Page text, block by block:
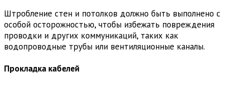
Штробление стен и потолков должно быть выполнено с
особой осторожностью, чтобы избежать повреждения
проводки и других коммуникаций, таких как
водопроводные трубы или вентиляционные каналы.
Прокладка кабелей